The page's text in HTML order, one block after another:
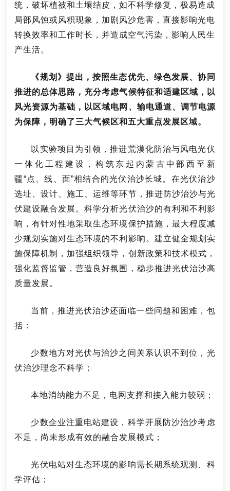
统，破坏植被和土壤结皮，如不科学修复，极易造成
局部风蚀或风积现象，加剧风沙危害，直接影响光电
转换效率和工作时长，并造成空气污染，影响人民生
产生活。
《规划》提出，按照生态优先、绿色发展、协同
推进的总体思路，充分考虑气候特征和适建区域，以
风光资源为基础，以区域电网、输电通道、调节电源
为保障，明确了三大气候区和五大重点发展区域。
以实验项目为引领，推进荒漠化防治与风电光伏
一体化工程建设，构筑东起内蒙古中部西至新
疆“点、线、面”相结合的光伏治沙长城。在光伏治沙
选址、设计、施工、运维等环节，推进防沙治沙与光
伏建设融合发展。科学分析光伏治沙的有利和不利影
响，有针对性地采取生态环境保护措施，最大程度减
少规划实施对生态环境的不利影响。建立健全规划实
施保障机制，加强组织领导，创新政策和技术模式，
强化监督监管，营造良好氛围，稳步推进光伏治沙高
质量发展。
当前，推进光伏治沙还面临一些问题和困难，包
括：
少数地方对光伏与治沙之间关系认识不到位，光
伏治沙理念不科学；
本地消纳能力不足，电网支撑和接入能力较弱；
少数企业注重电站建设，科学开展防沙治沙考虑
不足，尚未形成有效的融合发展模式；
光伏电站对生态环境的影响需长期系统观测、科
学评估；